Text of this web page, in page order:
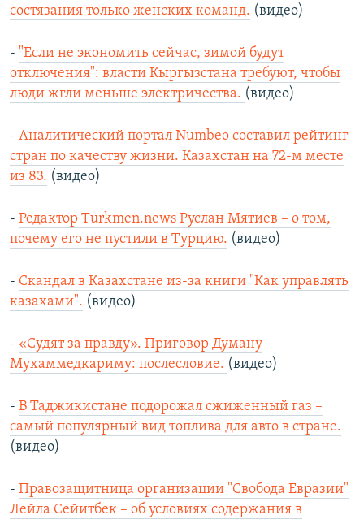
состязания только женских команд. (видео)
- "Если не экономить сейчас, зимой будут
отключения": власти Кыргызстана требуют, чтобы
люди жгли меньше электричества. (видео)
- Аналитический портал Numbeo составил рейтинг
стран по качеству жизни. Казахстан на 72-м месте
из 83. (видео)
- Редактор Тurkmen.news Руслан Мятиев – о том,
почему его не пустили в Турцию. (видео)
- Скандал в Казахстане из-за книги "Как управлять
казахами". (видео)
- «Судят за правду». Приговор Думану
Мухаммедкариму: послесловие. (видео)
- В Таджикистане подорожал сжиженный газ –
самый популярный вид топлива для авто в стране.
(видео)
- Правозащитница организации "Свобода Евразии"
Лейла Сейитбек – об условиях содержания в